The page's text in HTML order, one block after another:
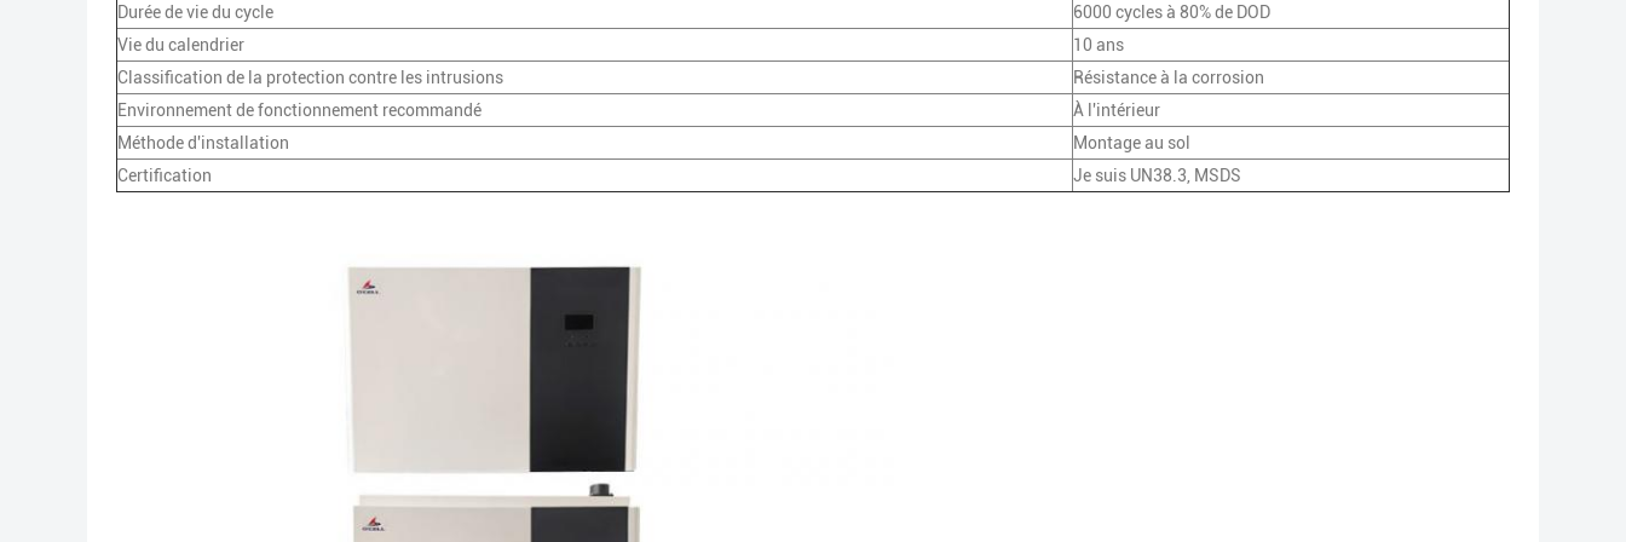
Durée de vie du cycle
6000 cycles à 80% de DOD
Vie du calendrier
10 ans
Classification de la protection contre les intrusions
Résistance à la corrosion
Environnement de fonctionnement recommandé
À l'intérieur
Méthode d'installation
Montage au sol
Certification
Je suis UN38.3, MSDS